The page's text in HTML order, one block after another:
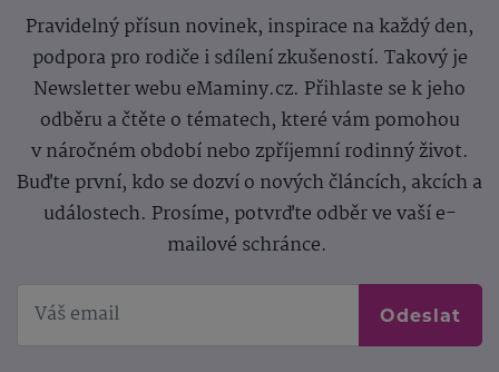
Pravidelný přísun novinek, inspirace na každý den,
podpora pro rodiče i sdílení zkušeností. Takový je
Newsletter webu eMaminy.cz. Přihlaste se k jeho
odběru a čtěte o tématech, které vám pomohou
v náročném období nebo zpříjemní rodinný život.
Buďte první, kdo se dozví o nových článcích, akcích a
událostech. Prosíme, potvrďte odběr ve vaší e-
mailové schránce.
Odeslat